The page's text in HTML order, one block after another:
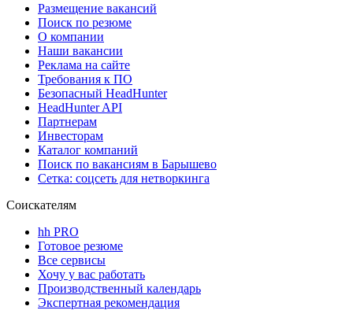
Размещение вакансий
Поиск по резюме
О компании
Наши вакансии
Реклама на сайте
Требования к ПО
Безопасный HeadHunter
HeadHunter API
Партнерам
Инвесторам
Каталог компаний
Поиск по вакансиям в Барышево
Сетка: соцсеть для нетворкинга
Соискателям
hh PRO
Готовое резюме
Все сервисы
Хочу у вас работать
Производственный календарь
Экспертная рекомендация